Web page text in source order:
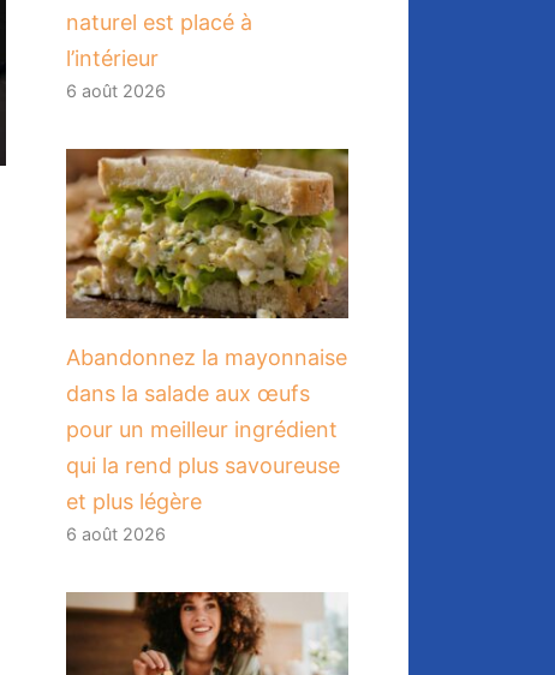
naturel est placé à
l’intérieur
6 août 2026
Abandonnez la mayonnaise
dans la salade aux œufs
pour un meilleur ingrédient
qui la rend plus savoureuse
et plus légère
6 août 2026